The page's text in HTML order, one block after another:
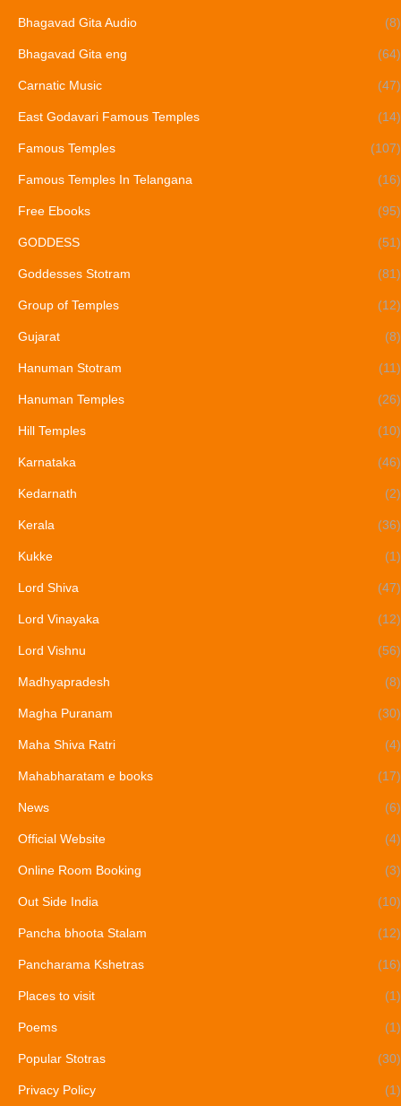
Bhagavad Gita Audio (8)
Bhagavad Gita eng (64)
Carnatic Music (47)
East Godavari Famous Temples (14)
Famous Temples (107)
Famous Temples In Telangana (16)
Free Ebooks (95)
GODDESS (51)
Goddesses Stotram (81)
Group of Temples (12)
Gujarat (8)
Hanuman Stotram (11)
Hanuman Temples (26)
Hill Temples (10)
Karnataka (46)
Kedarnath (2)
Kerala (36)
Kukke (1)
Lord Shiva (47)
Lord Vinayaka (12)
Lord Vishnu (56)
Madhyapradesh (8)
Magha Puranam (30)
Maha Shiva Ratri (4)
Mahabharatam e books (17)
News (6)
Official Website (4)
Online Room Booking (3)
Out Side India (10)
Pancha bhoota Stalam (12)
Pancharama Kshetras (16)
Places to visit (1)
Poems (1)
Popular Stotras (30)
Privacy Policy (1)